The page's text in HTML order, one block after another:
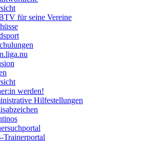
für seine Vereine
werden!
Hilfestellungen
Trainerportal